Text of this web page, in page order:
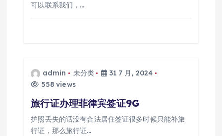
可以联系我们，…
admin 未分类
31 7 月, 2024
558 views
旅行证办理菲律宾签证9G
护照丢失的话没有合法居住签证很多时候只能补旅
行证，那么旅行证…